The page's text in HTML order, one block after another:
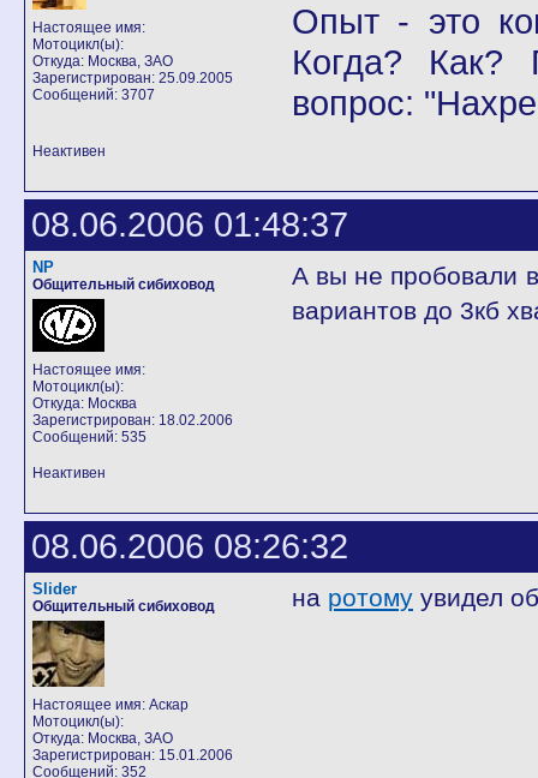
Настоящее имя:
Мотоцикл(ы):
Откуда: Москва, ЗАО
Зарегистрирован: 25.09.2005
Сообщений: 3707
Опыт - это
Когда? Как?
вопрос:
Неактивен
08.06.2006 01:48:37
NP
Общительный сибиховод
Настоящее имя:
Мотоцикл(ы):
Откуда: Москва
Зарегистрирован: 18.02.2006
Сообщений: 535
А вы не пробовали
вариантов до 3кб
Неактивен
08.06.2006 08:26:32
Slider
Общительный сибиховод
Настоящее имя: Аскар
Мотоцикл(ы):
Откуда: Москва, ЗАО
Зарегистрирован: 15.01.2006
Сообщений: 352
на ротому увидел